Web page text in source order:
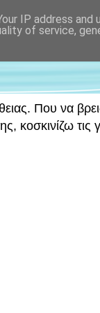
Που να
τις
IP address and
of service,